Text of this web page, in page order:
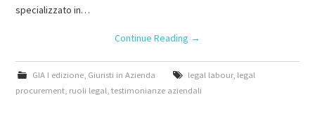
specializzato in…
Continue Reading →
GIA I edizione, Giuristi in Azienda legal labour, legal
procurement ruoli legal ,testimonianze aziendali